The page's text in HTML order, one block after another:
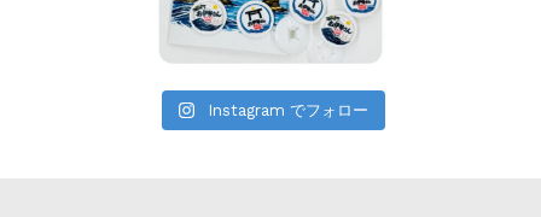
Instagram でフォロー